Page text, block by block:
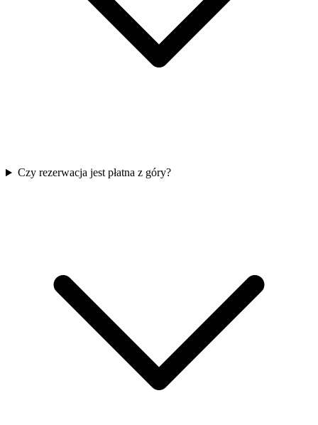
Czy rezerwacja jest płatna z góry?